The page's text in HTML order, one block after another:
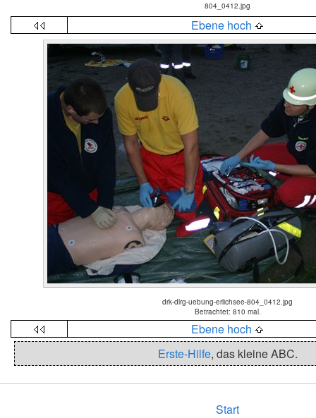
804_0412.jpg
Ebene hoch
drk-dlrg-uebung-erlichsee-804_0412.jpg
Betrachtet: 810 mal.
Ebene hoch
Erste-Hilfe, das kleine ABC.
Start